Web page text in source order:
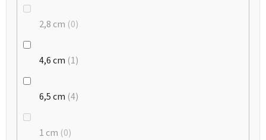
2,8 cm 0
4,6 cm 1
6,5 cm 4
1 cm 0